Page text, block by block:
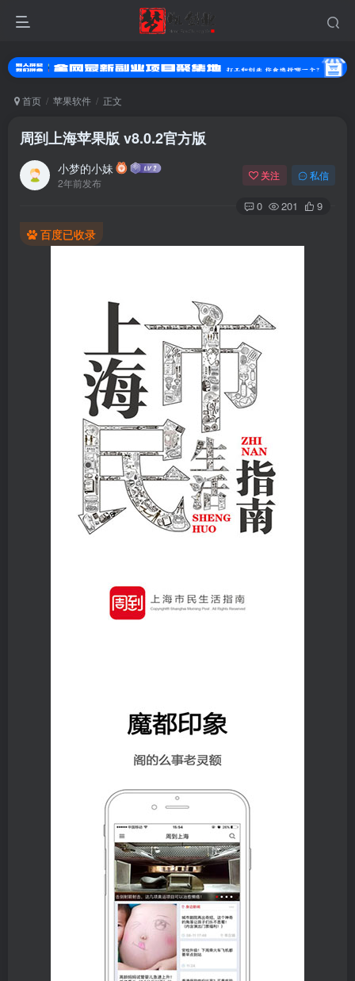
首页 苹果软件 正文
周到上海苹果版 v8.0.2官方版
小梦的小妹
2年前发布
关注 私信
0 201 9
百度已收录
登录密码
记住登录 找回密码|免密登录
登录
社交账号登录
微信登录
使用社交账号登录即表示同意用户协议 隐私声明